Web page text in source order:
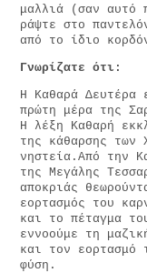
μαλλιά (σαν αυτό
ράψτε στο
από το ίδιο
Γνωρίζατε ότι:
Η Καθαρά Δευτέρα
πρώτη μέρα της
Η λέξη Καθαρή
της κάθαρσης των
νηστεία.Από την
της Μεγάλης
αποκριάς
εορτασμός του
και το πέταγμα
εννοούμε τη
και τον εορτασμό
φύση.